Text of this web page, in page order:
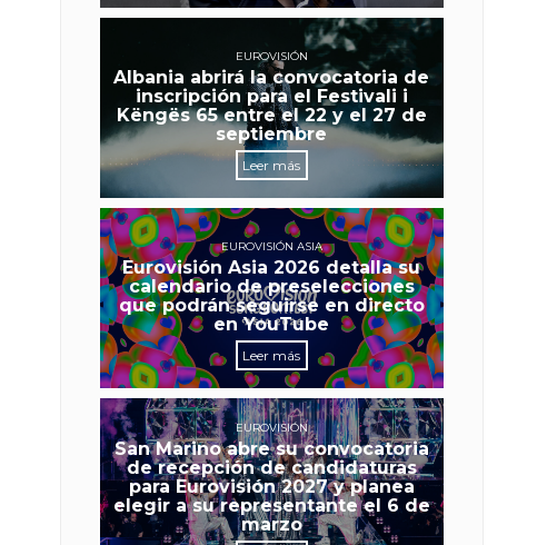
EUROVISIÓN
Albania abrirá la convocatoria de
inscripción para el Festivali i
Këngës 65 entre el 22 y el 27 de
septiembre
Leer más
EUROVISIÓN ASIA
Eurovisión Asia 2026 detalla su
calendario de preselecciones
que podrán seguirse en directo
en YouTube
Leer más
EUROVISIÓN
San Marino abre su convocatoria
de recepción de candidaturas
para Eurovisión 2027 y planea
elegir a su representante el 6 de
marzo